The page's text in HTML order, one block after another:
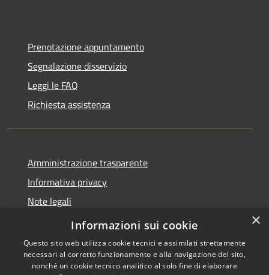
Prenotazione appuntamento
Segnalazione disservizio
Leggi le FAQ
Richiesta assistenza
Amministrazione trasparente
Informativa privacy
Note legali
Dichiarazione di accessibilità
×
Informazioni sui cookie
Questo sito web utilizza cookie tecnici e assimilati strettamente
necessari al corretto funzionamento e alla navigazione del sito,
nonché un cookie tecnico analitico al solo fine di elaborare